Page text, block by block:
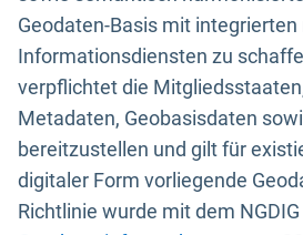
Geodaten-Basis mit
Informationsdiensten zu
verpflichtet die
Metadaten, Geobasisdaten
bereitzustellen und gilt für
digitaler Form vorliegende
Richtlinie wurde mit dem NGDIG